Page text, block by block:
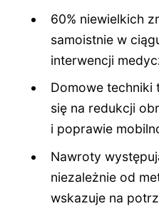
60% niewielkich
samoistnie w
interwencji
Domowe techniki
się na redukcji
i poprawie
Nawroty
niezależnie od
wskazuje na